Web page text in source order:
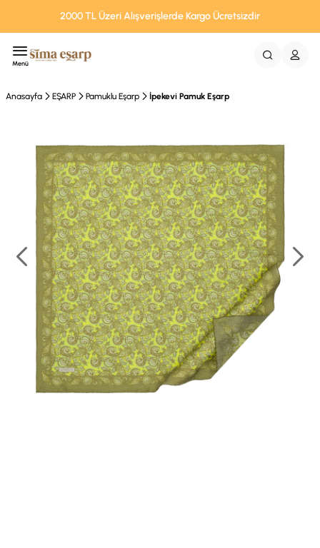
2000 TL Üzeri Alışverişlerde Kargo Ücretsizdir
Menü
Anasayfa EŞARP Pamuklu Eşarp İpekevi Pamuk Eşarp